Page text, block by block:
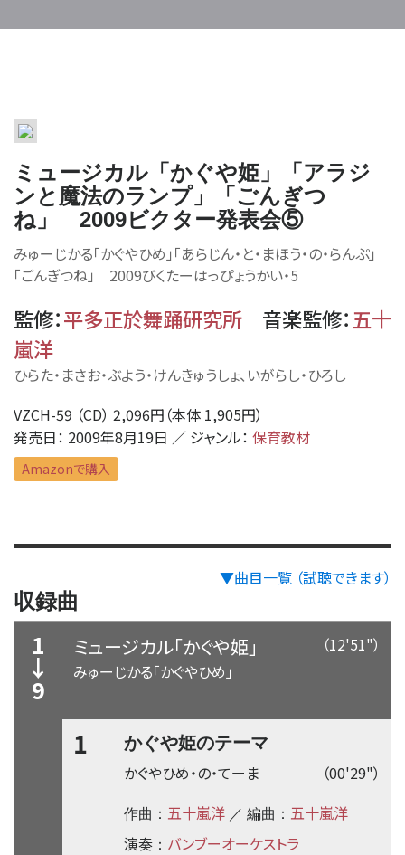
ミュージカル「かぐや姫」「アラジ
ンと魔法のランプ」「ごんぎつ
ね」 2009ビクター発表会⑤
みゅーじかる「かぐやひめ」「あらじん・と・まほう・の・らんぷ」
「ごんぎつね」 2009びくたーはっぴょうかい・5
監修：平多正於舞踊研究所 音楽監修： 五十
嵐洋
ひらた・まさお・ぶよう・けんきゅうしょ、いがらし・ひろし
VZCH-59 （CD） 2,096円（本体 1,905円）
発売日： 2009年8月19日 ／ ジャンル： 保育教材
Amazonで購入
▼曲目一覧 （試聴できます）
収録曲
1
↓
9
（12'51"）
ミュージカル「かぐや姫」
みゅーじかる「かぐやひめ」
1 かぐや姫のテーマ
（00'29"）
かぐやひめ・の・てーま
作曲： 五十嵐洋 ／ 編曲： 五十嵐洋
演奏 ： バンブーオーケストラ